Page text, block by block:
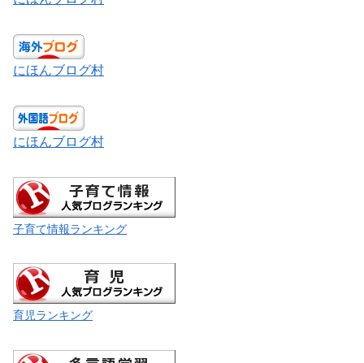
にほんブログ村
にほんブログ村
子育て情報ランキング
育児ランキング